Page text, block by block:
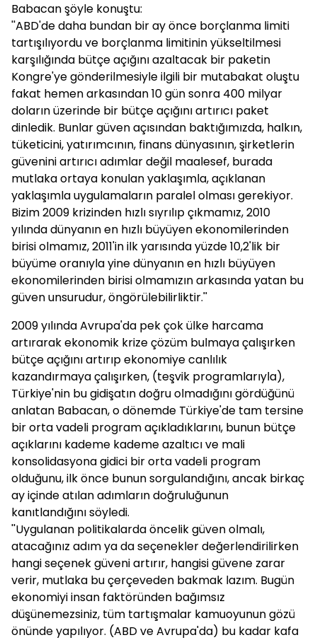
Babacan şöyle konuştu:
''ABD'de daha bundan bir ay önce borçlanma limiti
tartışılıyordu ve borçlanma limitinin yükseltilmesi
karşılığında bütçe açığını azaltacak bir paketin
Kongre'ye gönderilmesiyle ilgili bir mutabakat oluştu
fakat hemen arkasından 10 gün sonra 400 milyar
doların üzerinde bir bütçe açığını artırıcı paket
dinledik. Bunlar güven açısından baktığımızda, halkın,
tüketicini, yatırımcının, finans dünyasının, şirketlerin
güvenini artırıcı adımlar değil maalesef, burada
mutlaka ortaya konulan yaklaşımla, açıklanan
yaklaşımla uygulamaların paralel olması gerekiyor.
Bizim 2009 krizinden hızlı sıyrılıp çıkmamız, 2010
yılında dünyanın en hızlı büyüyen ekonomilerinden
birisi olmamız, 2011'in ilk yarısında yüzde 10,2'lik bir
büyüme oranıyla yine dünyanın en hızlı büyüyen
ekonomilerinden birisi olmamızın arkasında yatan bu
güven unsurudur, öngörülebilirliktir.''
2009 yılında Avrupa'da pek çok ülke harcama
artırarak ekonomik krize çözüm bulmaya çalışırken
bütçe açığını artırıp ekonomiye canlılık
kazandırmaya çalışırken, (teşvik programlarıyla),
Türkiye'nin bu gidişatın doğru olmadığını gördüğünü
anlatan Babacan, o dönemde Türkiye'de tam tersine
bir orta vadeli program açıkladıklarını, bunun bütçe
açıklarını kademe kademe azaltıcı ve mali
konsolidasyona gidici bir orta vadeli program
olduğunu, ilk önce bunun sorgulandığını, ancak birkaç
ay içinde atılan adımların doğruluğunun
kanıtlandığını söyledi.
''Uygulanan politikalarda öncelik güven olmalı,
atacağınız adım ya da seçenekler değerlendirilirken
hangi seçenek güveni artırır, hangisi güvene zarar
verir, mutlaka bu çerçeveden bakmak lazım. Bugün
ekonomiyi insan faktöründen bağımsız
düşünemezsiniz, tüm tartışmalar kamuoyunun gözü
önünde yapılıyor. (ABD ve Avrupa'da) bu kadar kafa